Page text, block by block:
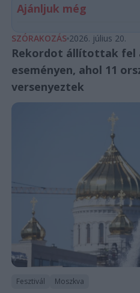
Ajánljuk még
SZÓRAKOZÁS 2026. július 20.
Rekordot állítottak fel
eseményen, ahol 11
versenyeztek
Fesztivál Moszkva